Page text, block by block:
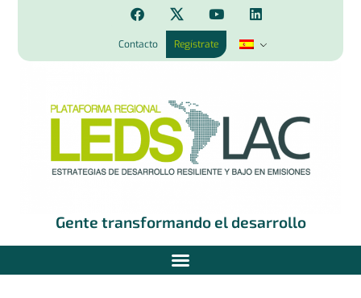
Contacto Regístrate
Gente transformando el desarrollo